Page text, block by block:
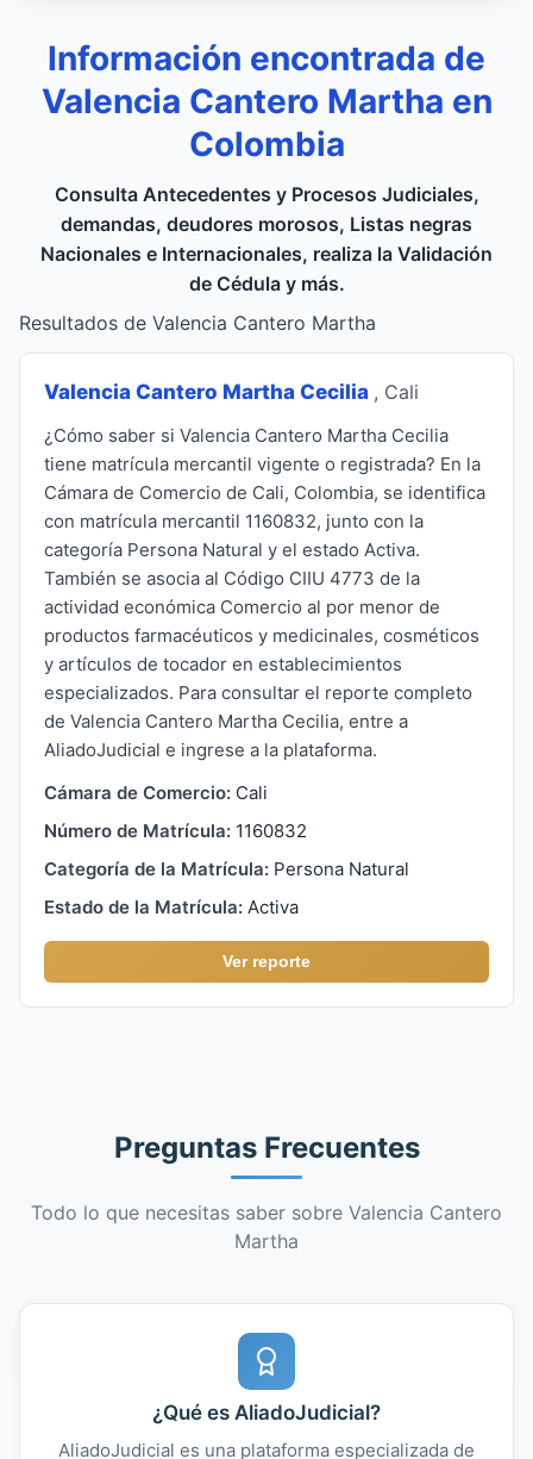
Información encontrada de
Valencia Cantero Martha en
Colombia
Consulta Antecedentes y Procesos Judiciales,
demandas, deudores morosos, Listas negras
Nacionales e Internacionales, realiza la Validación
de Cédula y más.
Resultados de Valencia Cantero Martha
Valencia Cantero Martha Cecilia , Cali
¿Cómo saber si Valencia Cantero Martha Cecilia
tiene matrícula mercantil vigente o registrada? En la
Cámara de Comercio de Cali, Colombia, se identifica
con matrícula mercantil 1160832, junto con la
categoría Persona Natural y el estado Activa.
También se asocia al Código CIIU 4773 de la
actividad económica Comercio al por menor de
productos farmacéuticos y medicinales, cosméticos
y artículos de tocador en establecimientos
especializados. Para consultar el reporte completo
de Valencia Cantero Martha Cecilia, entre a
AliadoJudicial e ingrese a la plataforma.
Cámara de Comercio: Cali
Número de Matrícula: 1160832
Categoría de la Matrícula: Persona Natural
Estado de la Matrícula: Activa
Ver reporte
Preguntas Frecuentes
Todo lo que necesitas saber sobre Valencia Cantero
Martha
¿Qué es AliadoJudicial?
AliadoJudicial es una plataforma especializada de